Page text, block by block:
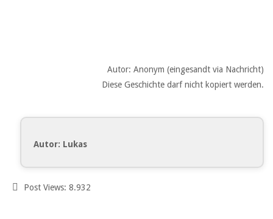
Autor: Anonym (eingesandt via Nachricht)
Diese Geschichte darf nicht kopiert werden.
Autor: Lukas
Post Views: 8.932